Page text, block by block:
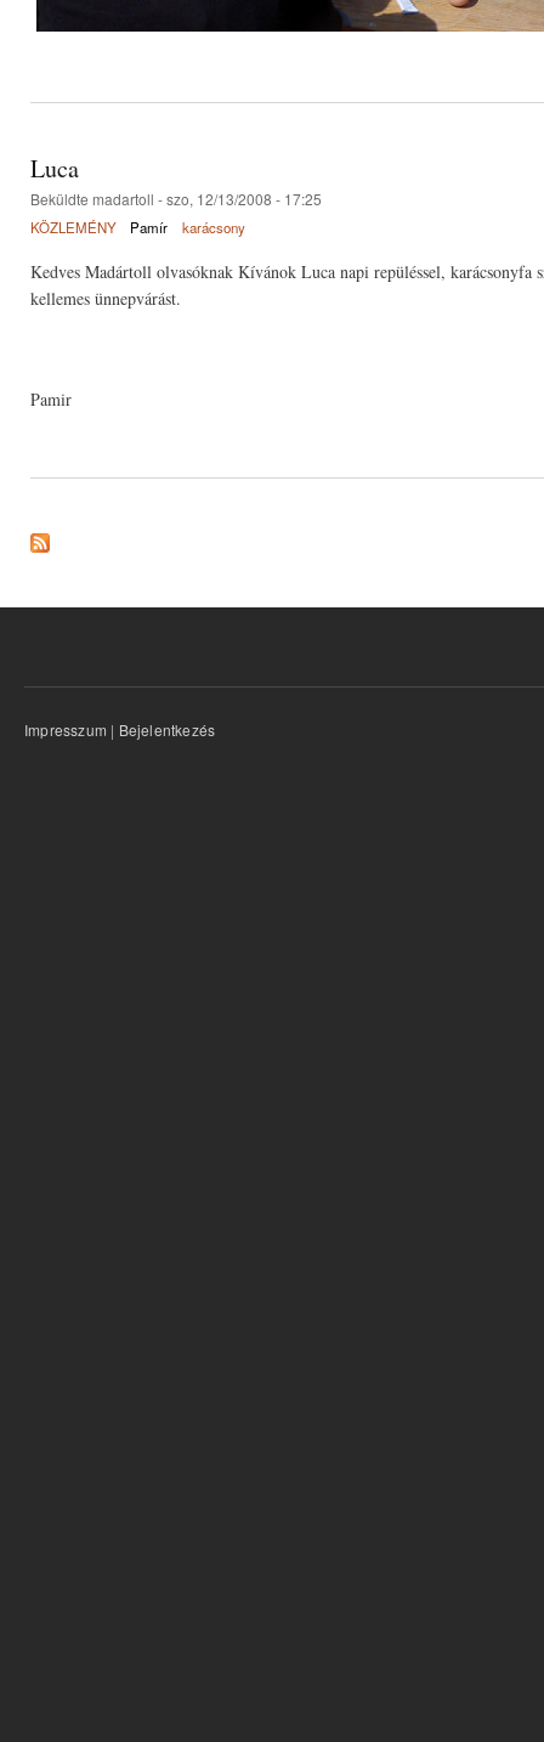
Luca
Beküldte madartoll - szo, 12/13/2008 - 17:25
KÖZLEMÉNY Pamír karácsony
Kedves Madártoll olvasóknak Kívánok Luca napi repüléssel, karácsonyfa
kellemes ünnepvárást.
Pamir
Impresszum | Bejelentkezés